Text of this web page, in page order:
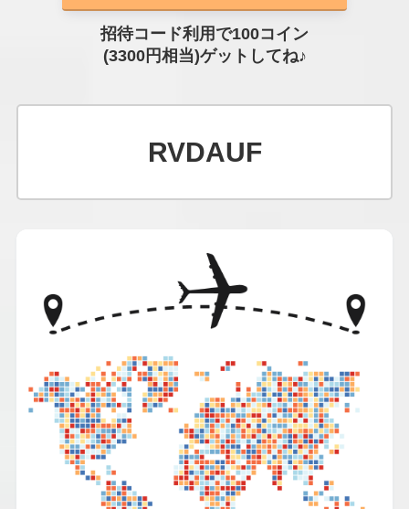
招待コード利用で100コイン
(3300円相当)ゲットしてね♪
RVDAUF